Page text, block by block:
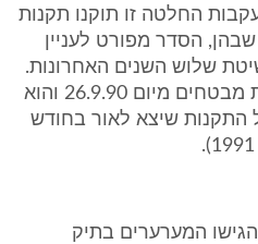
החלטה זו תוקנו תקנות
מבטחים ונקבע בסעיף 13 שבהן, הסדר מפורט לעניין
שלוש השנים האחרונות.
נוסח התיקון צורף להחלטת מבטחים מיום 26.9.90 והוא
שיצא לאור בחודש
המערערים בתיק